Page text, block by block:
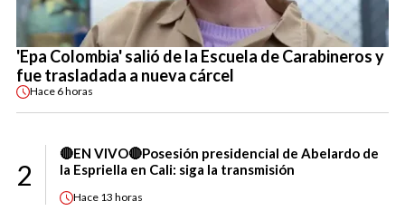
'Epa Colombia' salió de la Escuela de Carabineros y
fue trasladada a nueva cárcel
Hace 6 horas
2
🔴EN VIVO🔴Posesión presidencial de Abelardo de
la Espriella en Cali: siga la transmisión
Hace 13 horas